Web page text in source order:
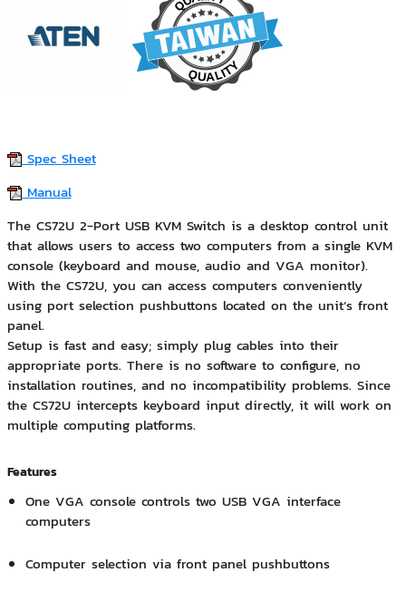
Spec Sheet
Manual
The CS72U 2-Port USB KVM Switch is a desktop control unit
that allows users to access two computers from a single KVM
console (keyboard and mouse, audio and VGA monitor).
With the CS72U, you can access computers conveniently
using port selection pushbuttons located on the unit’s front
panel.
Setup is fast and easy; simply plug cables into their
appropriate ports. There is no software to configure, no
installation routines, and no incompatibility problems. Since
the CS72U intercepts keyboard input directly, it will work on
multiple computing platforms.
Features
One VGA console controls two USB VGA interface
computers
Computer selection via front panel pushbuttons